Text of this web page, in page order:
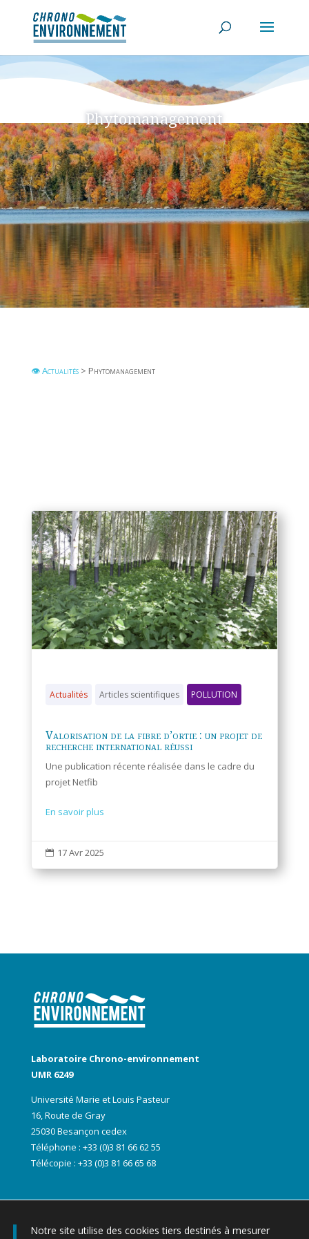
Phytomanagement
👁 Actualités> Phytomanagement
Actualités Articles scientifiques POLLUTION
Valorisation de la fibre d’ortie : un projet de
recherche international réussi
Une publication récente réalisée dans le cadre du
projet Netfib
En savoir plus
 17 Avr 2025
Laboratoire Chrono-environnement
UMR 6249
Université Marie et Louis Pasteur
16, Route de Gray
25030 Besançon cedex
Téléphone : +33 (0)3 81 66 62 55
Télécopie : +33 (0)3 81 66 65 68
Notre site utilise des cookies tiers destinés à mesurer